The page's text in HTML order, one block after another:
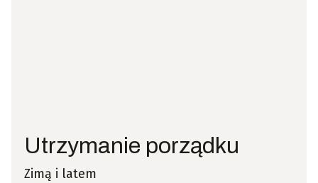
Utrzymanie porządku
Zimą i latem